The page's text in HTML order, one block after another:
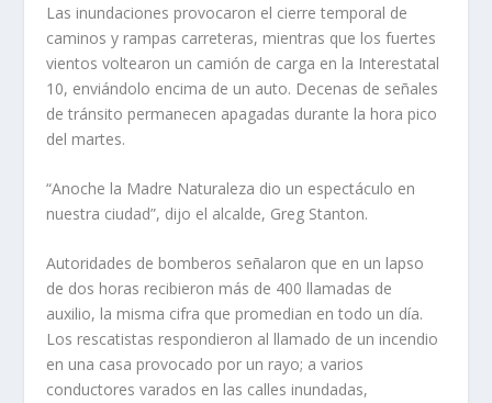
Las inundaciones provocaron el cierre temporal de
caminos y rampas carreteras, mientras que los fuertes
vientos voltearon un camión de carga en la Interestatal
10, enviándolo encima de un auto. Decenas de señales
de tránsito permanecen apagadas durante la hora pico
del martes.
“Anoche la Madre Naturaleza dio un espectáculo en
nuestra ciudad”, dijo el alcalde, Greg Stanton.
Autoridades de bomberos señalaron que en un lapso
de dos horas recibieron más de 400 llamadas de
auxilio, la misma cifra que promedian en todo un día.
Los rescatistas respondieron al llamado de un incendio
en una casa provocado por un rayo; a varios
conductores varados en las calles inundadas,